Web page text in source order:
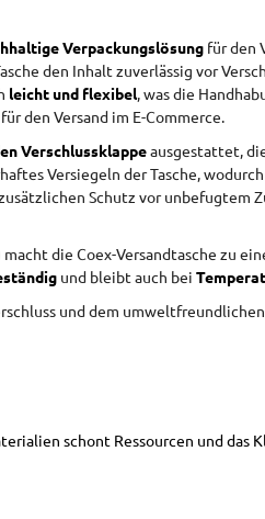
Verpackungslösung für den
den Inhalt zuverlässig vor
leicht und flexibel, was die
den Versand im E-Commerce.
Verschlussklappeausgestattet,
Versiegeln der Tasche,
Schutz vor
macht die Coex-Versandtasche zu
und bleibt auch bei
und dem
schont Ressourcen und